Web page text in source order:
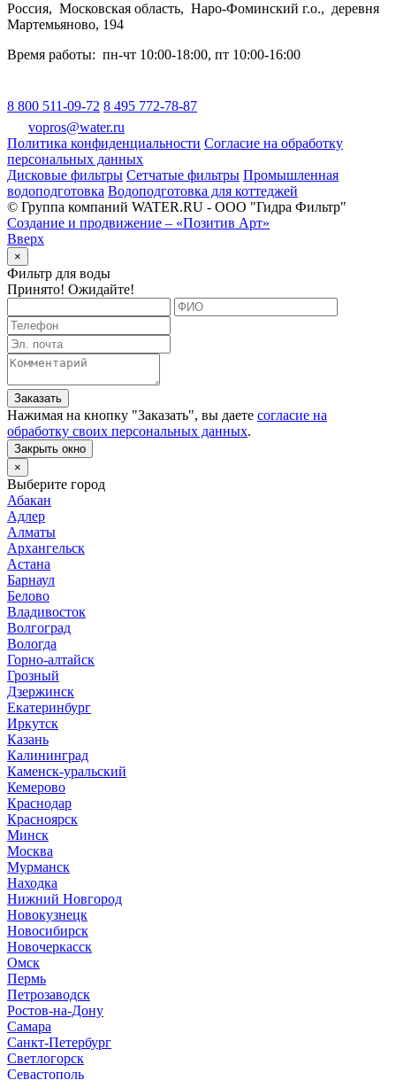
Россия, Московская область, Наро-Фоминский г.о., деревня
Мартемьяново, 194
Время работы: пн-чт 10:00-18:00, пт 10:00-16:00
8 800 511-09-72 8 495 772-78-87
vopros@water.ru
Политика конфиденциальности Согласие на обработку
персональных данных
Дисковые фильтры Сетчатые фильтры Промышленная
водоподготовка Водоподготовка для коттеджей
© Группа компаний WATER.RU - ООО "Гидра Фильтр"
Создание и продвижение – «Позитив Арт»
Вверх
×
Фильтр для воды
Принято! Ожидайте!
Заказать
Нажимая на кнопку "Заказать", вы даете согласие на
обработку своих персональных данных.
Закрыть окно
×
Выберите город
Абакан
Адлер
Алматы
Архангельск
Астана
Барнаул
Белово
Владивосток
Волгоград
Вологда
Горно-алтайск
Грозный
Дзержинск
Екатеринбург
Иркутск
Казань
Калининград
Каменск-уральский
Кемерово
Краснодар
Красноярск
Минск
Москва
Мурманск
Находка
Нижний Новгород
Новокузнецк
Новосибирск
Новочеркасск
Омск
Пермь
Петрозаводск
Ростов-на-Дону
Самара
Санкт-Петербург
Светлогорск
Севастополь